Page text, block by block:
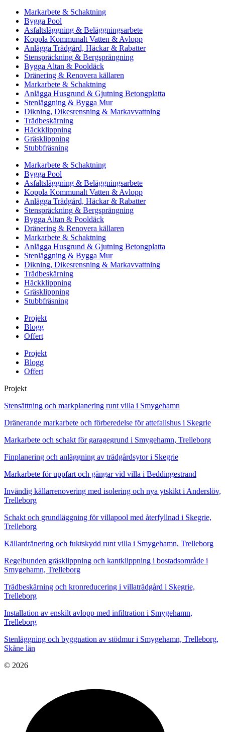
Markarbete & Schaktning
Bygga Pool
Asfaltsläggning & Beläggningsarbete
Koppla Kommunalt Vatten & Avlopp
Anlägga Trädgård, Häckar & Rabatter
Stenspräckning & Bergsprängning
Bygga Altan & Pooldäck
Dränering & Renovera källaren
Markarbete & Schaktning
Anlägga Husgrund & Gjutning Betongplatta
Stenläggning & Bygga Mur
Dikning, Dikesrensning & Markavvattning
Trädbeskärning
Häckklippning
Gräsklippning
Stubbfräsning
Markarbete & Schaktning
Bygga Pool
Asfaltsläggning & Beläggningsarbete
Koppla Kommunalt Vatten & Avlopp
Anlägga Trädgård, Häckar & Rabatter
Stenspräckning & Bergsprängning
Bygga Altan & Pooldäck
Dränering & Renovera källaren
Markarbete & Schaktning
Anlägga Husgrund & Gjutning Betongplatta
Stenläggning & Bygga Mur
Dikning, Dikesrensning & Markavvattning
Trädbeskärning
Häckklippning
Gräsklippning
Stubbfräsning
Projekt
Blogg
Offert
Projekt
Blogg
Offert
Projekt
Stensättning och markplanering runt villa i Smygehamn
Dränerande markarbete och förberedelse för attefallshus i Skegrie
Markarbete och schakt för garagegrund i Smygehamn, Trelleborg
Finplanering och anläggning av trädgårdsytor i Skegrie
Markarbete för uppfart och gångar vid villa i Beddingestrand
Invändig källarrenovering med isolering och nya ytskikt i Anderslöv,
Trelleborg
Schakt och grundläggning för villapool med återfyllnad i Skegrie,
Trelleborg
Källardränering och fuktskydd runt villa i Smygehamn, Trelleborg
Regelbunden gräsklippning och kantklippning i bostadsområde i
Smygehamn, Trelleborg
Trädbeskärning och kronreducering i villaträdgård i Skegrie,
Trelleborg
Installation av enskilt avlopp med infiltration i Smygehamn,
Trelleborg
Stenläggning och byggnation av stödmur i Smygehamn, Trelleborg,
Skåne län
© 2026